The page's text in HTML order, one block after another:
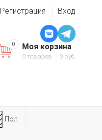
Регистрация Вход
Моя корзина
0 товаров 0 руб.
0
Пол